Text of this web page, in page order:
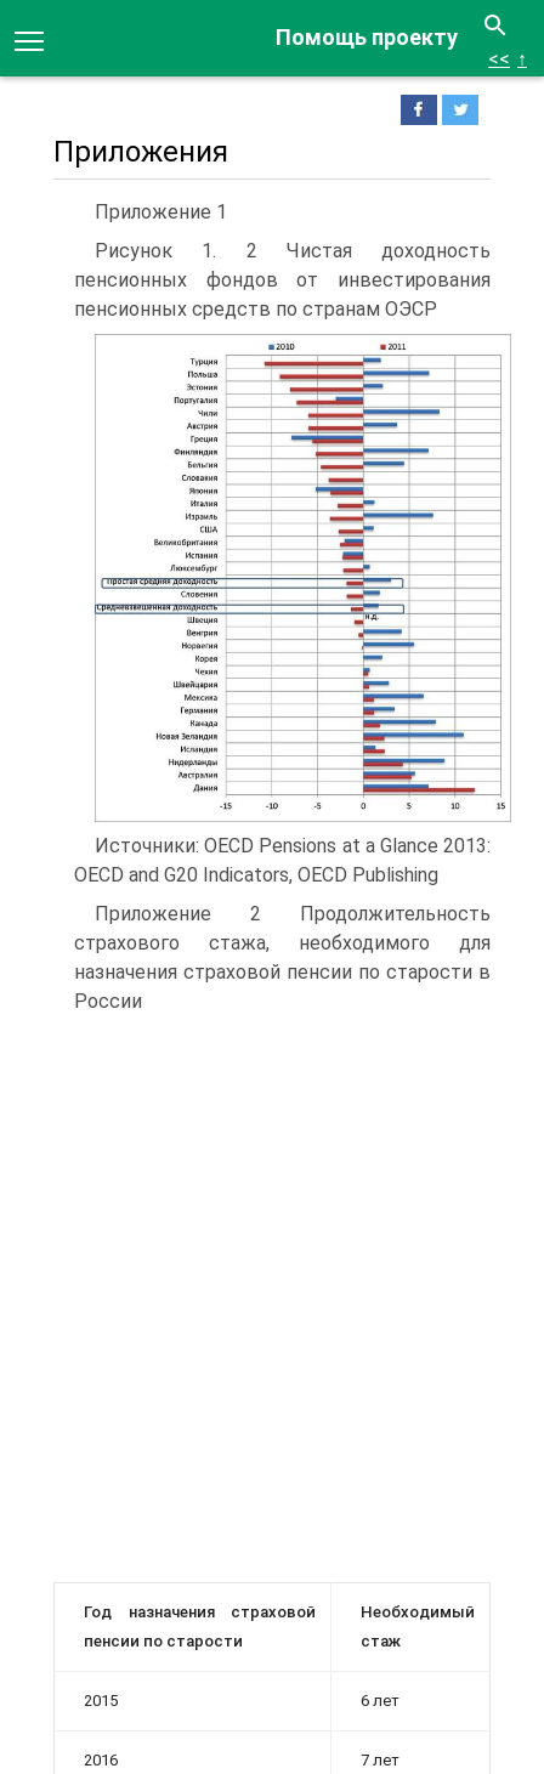
Помощь проекту
<< ↑
Приложения
Приложение 1
Рисунок 1. 2 Чистая доходность
пенсионных фондов от инвестирования
пенсион­ных средств по странам ОЭСР
Источники: OECD Pensions at a Glance 2013:
OECD and G20 Indicators, OECD Publishing
Приложение 2 Продолжительность
страхового стажа, необходимого для
назначения страховой пенсии по старости в
России
Год назначения страховой
пенсии по ста­рости
Необходимый
стаж
2015 6 лет
2016 7 лет